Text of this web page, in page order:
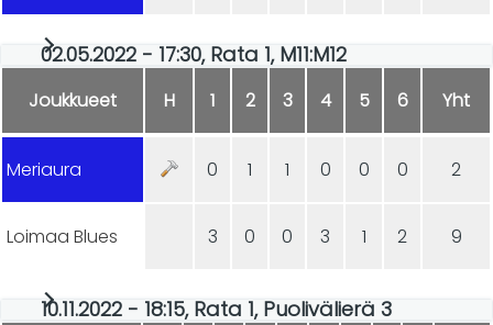
02.05.2022 - 17:30, Rata 1, M11:M12
Joukkueet H 1 2 3 4 5 6 Yht
Meriaura 0 1 1 0 0 0 2
Loimaa Blues 3 0 0 3 1 2 9
10.11.2022 - 18:15, Rata 1, Puolivälierä 3